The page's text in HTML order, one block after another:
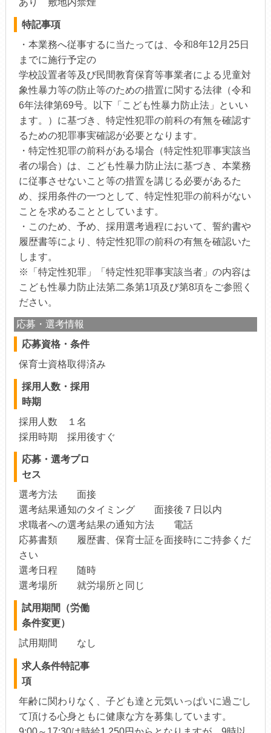
特記事項
・本業務へ従事するに当たっては、令和8年12月25日
までに施行予定の
学校設置者等及び民間教育保育等事業者による児童対
象性暴力等の防止等のための措置に関する法律（令和
6年法律第69号。以下「こども性暴力防止法」といい
ます。）に基づき、特定性犯罪の前科の有無を確認す
るための犯罪事実確認が必要となります。
・特定性犯罪の前科がある場合（特定性犯罪事実該当
者の場合）は、こども性暴力防止法に基づき、本業務
に従事させないこと等の措置を講じる必要があるた
め、採用条件の一つとして、特定性犯罪の前科がない
ことを求めることとしています。
・このため、予め、採用選考過程において、誓約書や
履歴書等により、特定性犯罪の前科の有無を確認いた
します。
※「特定性犯罪」「特定性犯罪事実該当者」の内容は
こども性暴力防止法第二条第1項及び第8項をご参照く
ださい。
応募・選考情報
応募資格・条件
保育士資格取得済み
採用人数・採用
時期
採用人数 １名
採用時期 採用後すぐ
応募・選考プロ
セス
選考方法 面接
選考結果通知のタイミング 面接後７日以内
求職者への選考結果の通知方法 電話
応募書類 履歴書、保育士証を面接時にご持参くだ
さい
選考日程 随時
選考場所 就労場所と同じ
試用期間（労働
条件変更）
試用期間 なし
求人条件特記事
項
年齢に関わりなく、子ども達と元気いっぱいに過ごし
て頂ける心身ともに健康な方を募集しています。